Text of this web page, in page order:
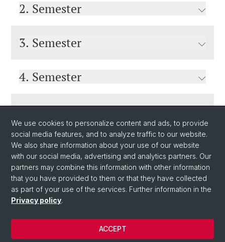
2. Semester
3. Semester
4. Semester
5. Semester
6. Semester
We use cookies to personalize content and ads, to provide
social media features, and to analyze traffic to our website.
We also share information about your use of our website
with our social media, advertising and analytics partners. Our
partners may combine this information with other information
that you have provided to them or that they have collected
as part of your use of the services. Further information in the
Privacy policy.
ACCEPT